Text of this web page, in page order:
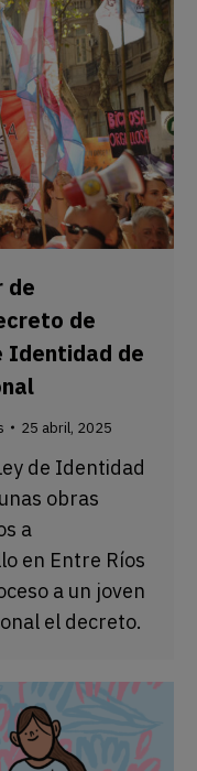
de
de
Identidad de
25 abril, 2025
de Identidad
obras
a
en Entre Ríos
a un joven
el decreto.